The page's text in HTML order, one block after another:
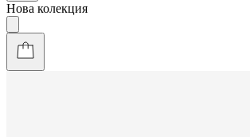
Нова колекция